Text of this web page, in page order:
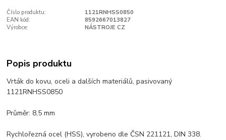
Číslo produktu:
1121RNHSS0850
EAN kód:
8592667013827
Výrobce:
NÁSTROJE CZ
Popis produktu
Vrták do kovu, oceli a dalších materiálů, pasivovaný
1121RNHSS0850
Průměr: 8,5 mm
Rychlořezná ocel (HSS), vyrobeno dle ČSN 221121, DIN 338.